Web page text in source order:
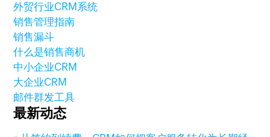
外贸行业CRM系统
销售管理指南
销售漏斗
什么是销售商机
中小企业CRM
大企业CRM
邮件群发工具
最新动态